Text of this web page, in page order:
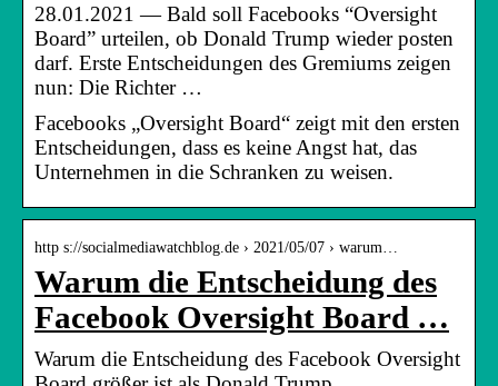
28.01.2021 — Bald soll Facebooks “Oversight
Board” urteilen, ob Donald Trump wieder posten
darf. Erste Entscheidungen des Gremiums zeigen
nun: Die Richter …
Facebooks „Oversight Board“ zeigt mit den ersten
Entscheidungen, dass es keine Angst hat, das
Unternehmen in die Schranken zu weisen.
http s://socialmediawatchblog.de › 2021/05/07 › warum…
Warum die Entscheidung des
Facebook Oversight Board …
Warum die Entscheidung des Facebook Oversight